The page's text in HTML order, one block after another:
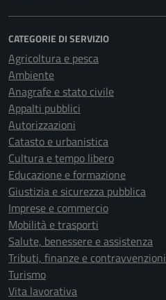
CATEGORIE DI SERVIZIO
Agricoltura e pesca
Ambiente
Anagrafe e stato civile
Appalti pubblici
Autorizzazioni
Catasto e urbanistica
Cultura e tempo libero
Educazione e formazione
Giustizia e sicurezza pubblica
Imprese e commercio
Mobilità e trasporti
Salute, benessere e assistenza
Tributi, finanze e contravvenzioni
Turismo
Vita lavorativa